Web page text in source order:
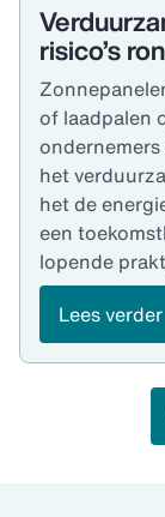
risico’s
of laadpalen
het
het de
een
lopende
Lees verder